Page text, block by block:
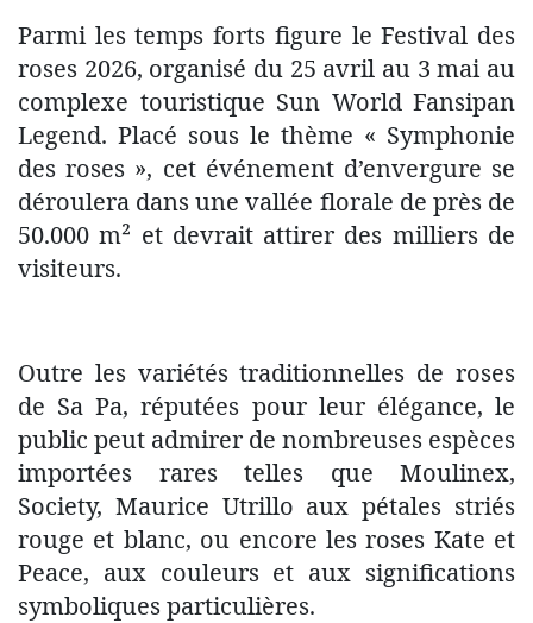
Parmi les temps forts figure le Festival des
roses 2026, organisé du 25 avril au 3 mai au
complexe touristique Sun World Fansipan
Legend. Placé sous le thème « Symphonie
des roses », cet événement d’envergure se
déroulera dans une vallée florale de près de
50.000 m² et devrait attirer des milliers de
visiteurs.
Outre les variétés traditionnelles de roses
de Sa Pa, réputées pour leur élégance, le
public peut admirer de nombreuses espèces
importées rares telles que Moulinex,
Society, Maurice Utrillo aux pétales striés
rouge et blanc, ou encore les roses Kate et
Peace, aux couleurs et aux significations
symboliques particulières.